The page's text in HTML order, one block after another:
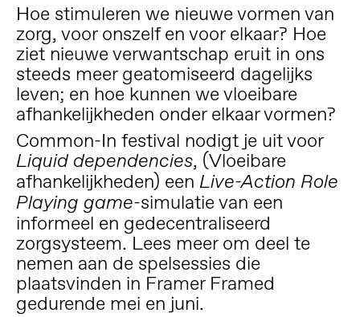
Hoe stimuleren we nieuwe vormen van
zorg, voor onszelf en voor elkaar? Hoe
ziet nieuwe verwantschap eruit in ons
steeds meer geatomiseerd dagelijks
leven; en hoe kunnen we vloeibare
afhankelijkheden onder elkaar vormen?
Common-In festival nodigt je uit voor
Liquid dependencies, (Vloeibare
afhankelijkheden) een Live-Action Role
Playing game-simulatie van een
informeel en gedecentraliseerd
zorgsysteem. Lees meer om deel te
nemen aan de spelsessies die
plaatsvinden in Framer Framed
gedurende mei en juni.